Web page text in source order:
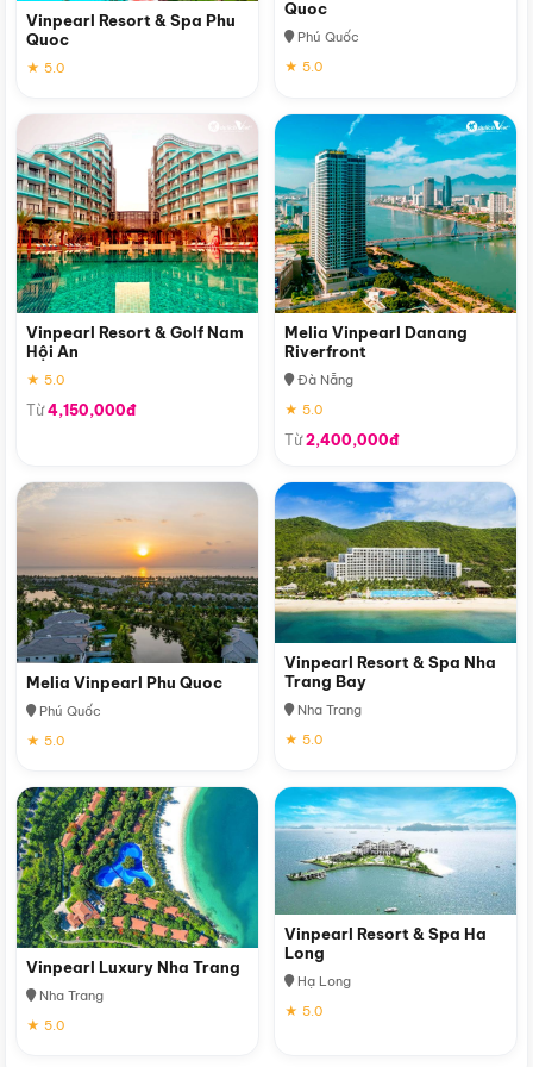
Vinpearl Resort & Spa Phu
Quoc
★ 5.0
Quoc
Phú Quốc
★ 5.0
Vinpearl Resort & Golf Nam
Hội An
★ 5.0
Từ4,150,000đ
Melia Vinpearl Danang
Riverfront
Đà Nẵng
★ 5.0
Từ2,400,000đ
Melia Vinpearl Phu Quoc
Phú Quốc
★ 5.0
Vinpearl Resort & Spa Nha
Trang Bay
Nha Trang
★ 5.0
Vinpearl Luxury Nha Trang
Nha Trang
★ 5.0
Vinpearl Resort & Spa Ha
Long
Hạ Long
★ 5.0